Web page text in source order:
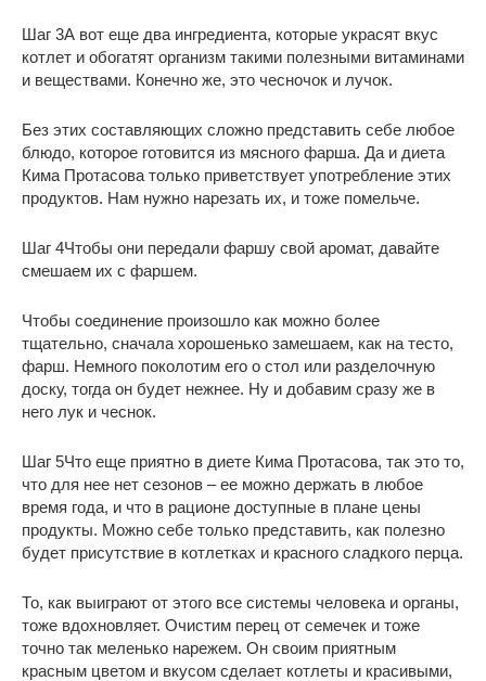
Шаг 3А вот еще два ингредиента, которые украсят вкус
котлет и обогатят организм такими полезными витаминами
и веществами. Конечно же, это чесночок и лучок.
Без этих составляющих сложно представить себе любое
блюдо, которое готовится из мясного фарша. Да и диета
Кима Протасова только приветствует употребление этих
продуктов. Нам нужно нарезать их, и тоже помельче.
Шаг 4Чтобы они передали фаршу свой аромат, давайте
смешаем их с фаршем.
Чтобы соединение произошло как можно более
тщательно, сначала хорошенько замешаем, как на тесто,
фарш. Немного поколотим его о стол или разделочную
доску, тогда он будет нежнее. Ну и добавим сразу же в
него лук и чеснок.
Шаг 5Что еще приятно в диете Кима Протасова, так это то,
что для нее нет сезонов – ее можно держать в любое
время года, и что в рационе доступные в плане цены
продукты. Можно себе только представить, как полезно
будет присутствие в котлетках и красного сладкого перца.
То, как выиграют от этого все системы человека и органы,
тоже вдохновляет. Очистим перец от семечек и тоже
точно так меленько нарежем. Он своим приятным
красным цветом и вкусом сделает котлеты и красивыми,